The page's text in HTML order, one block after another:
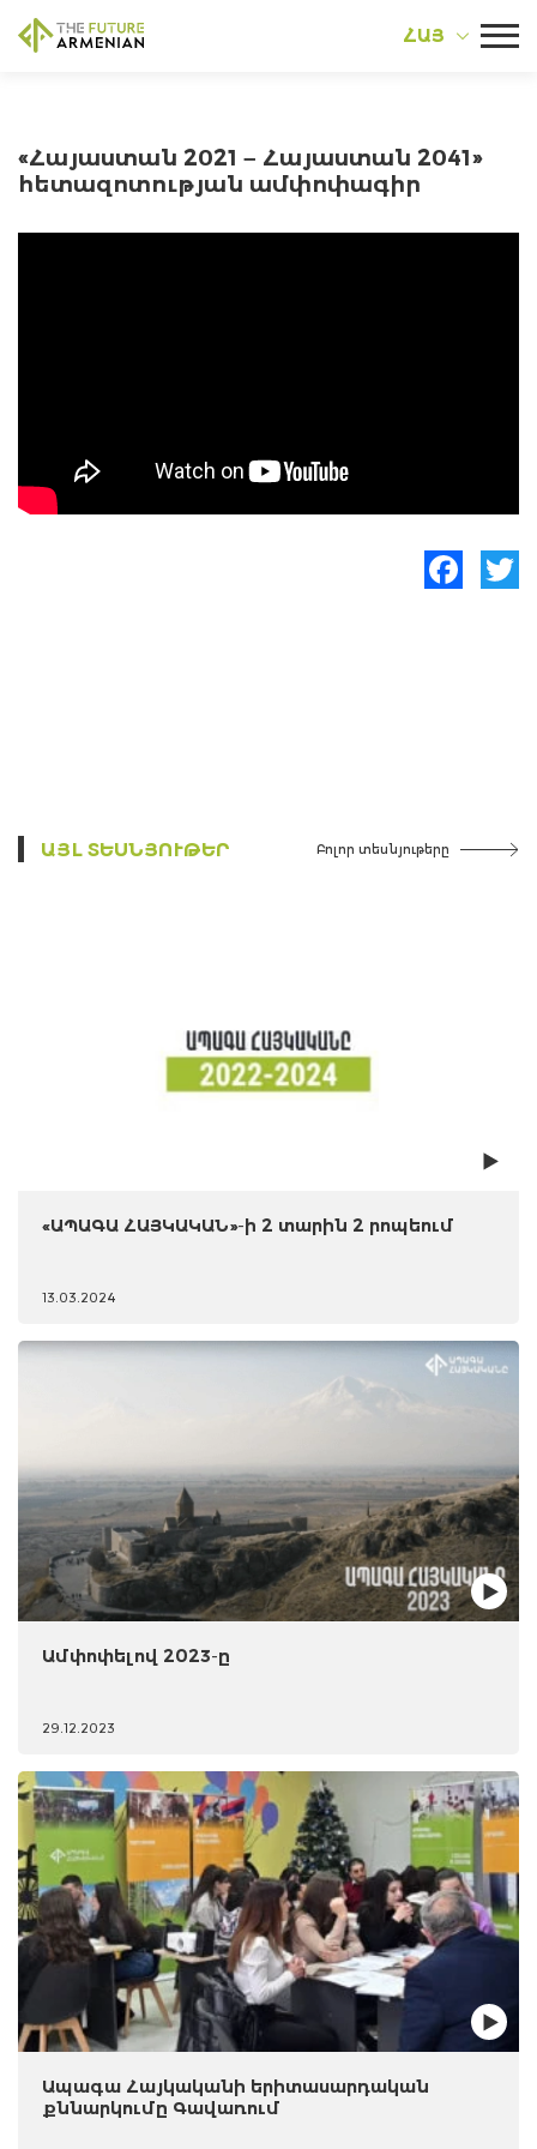
ՀԱՅ
«Հայաստան 2021 – Հայաստան 2041»
հետազոտության ամփոփագիր
ԱՅԼ ՏԵՍՆՅՈՒԹԵՐ Բոլոր տեսնյութերը
«ԱՊԱԳԱ ՀԱՅԿԱԿԱՆ»-ի 2 տարին 2 րոպեում
13.03.2024
Ամփոփելով 2023-ը
29.12.2023
Ապագա Հայկականի երիտասարդական
քննարկումը Գավառում